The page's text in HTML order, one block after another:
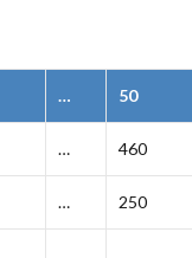
… 50
… 460
… 250